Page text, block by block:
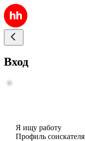
Вход
Я ищу работу
Профиль соискателя